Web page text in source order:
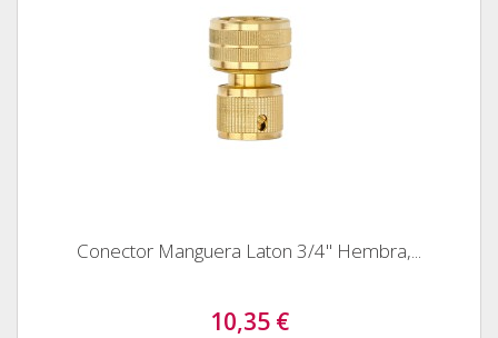
Conector Manguera Laton 3/4" Hembra,...
10,35 €